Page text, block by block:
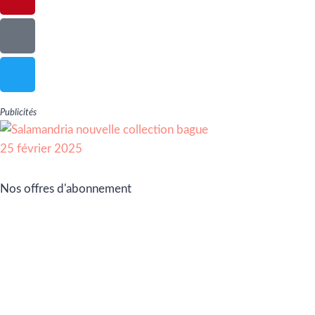
Publicités
Nos offres d'abonnement